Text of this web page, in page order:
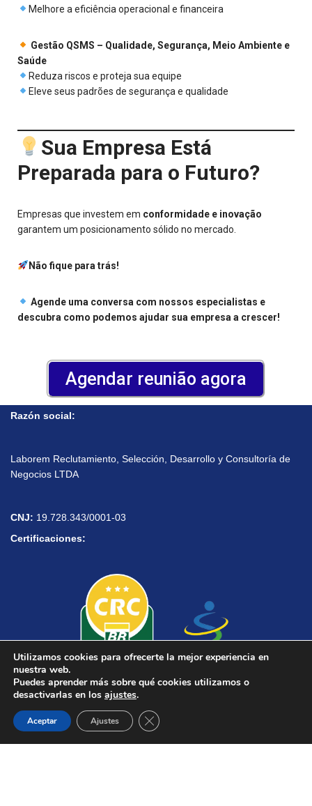
Melhore a eficiência operacional e financeira
Gestão QSMS – Qualidade, Segurança, Meio Ambiente e
Saúde
Reduza riscos e proteja sua equipe
Eleve seus padrões de segurança e qualidade
Sua Empresa Está
Preparada para o Futuro?
Empresas que investem em conformidade e inovação
garantem um posicionamento sólido no mercado.
Não fique para trás!
Agende uma conversa com nossos especialistas e
descubra como podemos ajudar sua empresa a crescer!
Agendar reunião agora
Razón social:
Laborem Reclutamiento, Selección, Desarrollo y Consultoría de
Negocios LTDA
CNJ: 19.728.343/0001-03
Certificaciones:
Utilizamos cookies para ofrecerte la mejor experiencia en
nuestra web.
Puedes aprender más sobre qué cookies utilizamos o
desactivarlas en los ajustes.
Aceptar Ajustes Cerrar el banner de cookies RGPD
¿Necesita ayuda?